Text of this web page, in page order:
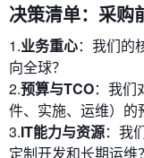
决策清单：采购
1.业务重心：我们的
向全球？
2.预算与TCO：我们
件、实施、运维）的
3.IT能力与资源：我
定制开发和长期运维？